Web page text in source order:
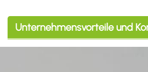
Unternehmensvorteile und